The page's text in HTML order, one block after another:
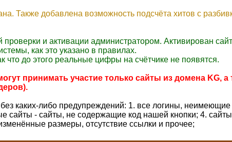
Также добавлена возможность подсчёта хитов с
и активации администратором. Активирован
как это указано в правилах.
что до этого реальные цифры на счётчике не появятся.
принимать участие только сайты из домена KG, а
каких-либо предупреждений: 1. все логины, неимеющие
сайты - сайты, не содержащие код нашей кнопки; 4.
размеры, отсутствие ссылки и прочее;